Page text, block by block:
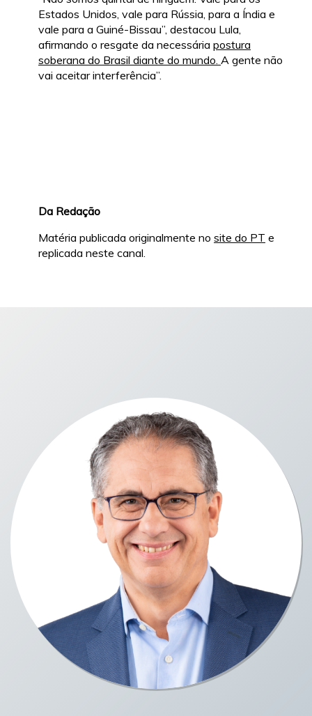
Estados Unidos, vale para Rússia, para a Índia e
vale para a Guiné-Bissau”, destacou Lula,
afirmando o resgate da necessária postura
soberana do Brasil diante do mundo. A gente não
vai aceitar interferência”.
Da Redação
Matéria publicada originalmente no site do PT e
replicada neste canal.